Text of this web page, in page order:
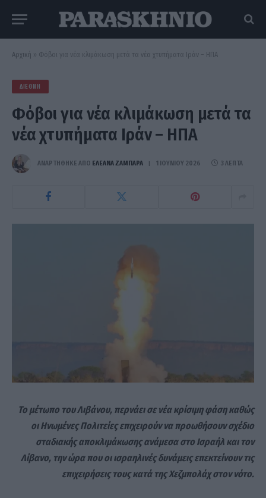
Αρχική » Φόβοι για νέα κλιμάκωση μετά τα νέα χτυπήματα Ιράν – ΗΠΑ
ΔΙΕΘΝΉ
Φόβοι για νέα κλιμάκωση μετά τα
νέα χτυπήματα Ιράν – ΗΠΑ
ΑΝΑΡΤΗΘΗΚΕ ΑΠΟ ΕΛΕΑΝΑ ΖΑΜΠΑΡΑ 1 ΙΟΥΝΊΟΥ 2026 3 ΛΕΠΤΆ
Το μέτωπο του Λιβάνου, περνάει σε νέα κρίσιμη φάση καθώς
οι Ηνωμένες Πολιτείες επιχειρούν να προωθήσουν σχέδιο
σταδιακής αποκλιμάκωσης ανάμεσα στο Ισραήλ και τον
Λίβανο, την ώρα που οι ισραηλινές δυνάμεις επεκτείνουν τις
επιχειρήσεις τους κατά της Χεζμπολάχ στον νότο.